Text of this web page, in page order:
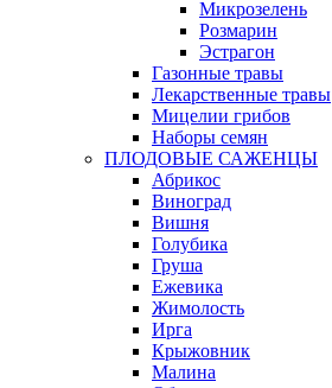
Микрозелень
Розмарин
Эстрагон
Газонные травы
Лекарственные травы
Мицелии грибов
Наборы семян
ПЛОДОВЫЕ САЖЕНЦЫ
Абрикос
Виноград
Вишня
Голубика
Груша
Ежевика
Жимолость
Ирга
Крыжовник
Малина